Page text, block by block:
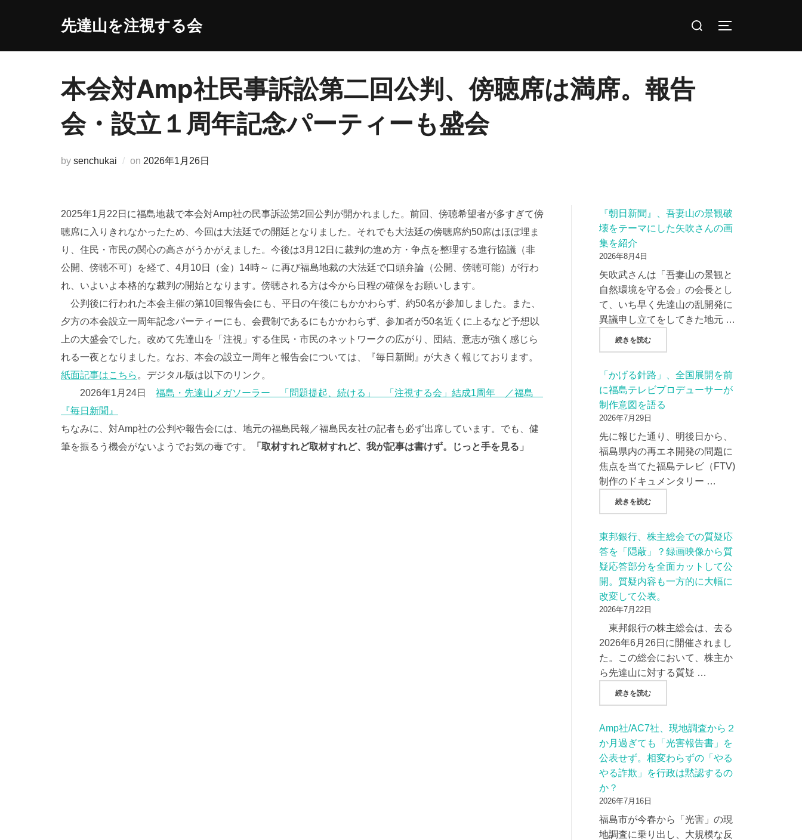
先達山を注視する会
検
対
サイドバーとナ
本会対Amp社民事訴訟第二回公判、傍聴席は満席。報告
会・設立１周年記念パーティーも盛会
by senchukai on 投
2026年1月26日
2025年1月22日に福島地裁で本会対Amp社の民事訴訟第2回公判が開かれました。前回、傍聴希望者が多すぎて傍
聴席に入りきれなかったため、今回は大法廷での開廷となりました。それでも大法廷の傍聴席約50席はほぼ埋ま
り、住民・市民の関心の高さがうかがえました。今後は3月12日に裁判の進め方・争点を整理する進行協議（非
公開、傍聴不可）を経て、4月10日（金）14時～ に再び福島地裁の大法廷で口頭弁論（公開、傍聴可能）が行わ
れ、いよいよ本格的な裁判の開始となります。傍聴される方は今から日程の確保をお願いします。
公判後に行われた本会主催の第10回報告会にも、平日の午後にもかかわらず、約50名が参加しました。また、
夕方の本会設立一周年記念パーティーにも、会費制であるにもかかわらず、参加者が50名近くに上るなど予想以
上の大盛会でした。改めて先達山を「注視」する住民・市民のネットワークの広がり、団結、意志が強く感じら
れる一夜となりました。なお、本会の設立一周年と報告会については、『毎日新聞』が大きく報じております。
紙面記事はこちら 。デジタル版は以下のリンク。
2026年1月24日 福島・先達山メガソーラー 「問題提起、続ける」 「注視する会」結成1周年 ／福島
『毎日新聞』
ちなみに、対Amp社の公判や報告会には、地元の福島民報／福島民友社の記者も必ず出席しています。でも、健
筆を振るう機会がないようでお気の毒です。
「取材すれど取材すれど、我が記事は書けず。じっと手を見る」
『朝日新聞』、吾妻山の景観破
壊をテーマにした矢吹さんの画
集を紹介
2026年8月4日
矢吹武さんは「吾妻山の景観と
自然環境を守る会」の会長とし
て、いち早く先達山の乱開発に
異議申し立てをしてきた地元 …
続きを読む"『朝日新聞』、吾妻山の景観破壊をテーマに
「かげる針路」、全国展開を前
に福島テレビプロデューサーが
制作意図を語る
2026年7月29日
先に報じた通り、明後日から、
福島県内の再エネ開発の問題に
焦点を当てた福島テレビ（FTV)
制作のドキュメンタリー …
続きを読む"「かげる針路」、全国展開を前に福島テレビ
東邦銀行、株主総会での質疑応
答を「隠蔽」？録画映像から質
疑応答部分を全面カットして公
開。質疑内容も一方的に大幅に
改変して公表。
2026年7月22日
東邦銀行の株主総会は、去る
2026年6月26日に開催されまし
た。この総会において、株主か
ら先達山に対する質疑 …
続きを読む"東邦銀行、株主総会での質疑応答を「隠蔽」
Amp社/AC7社、現地調査から２
か月過ぎても「光害報告書」を
公表せず。相変わらずの「やる
やる詐欺」を行政は黙認するの
か？
2026年7月16日
福島市が今春から「光害」の現
地調査に乗り出し、大規模な反